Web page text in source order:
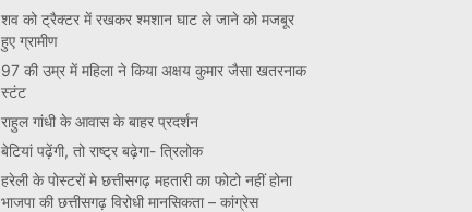
शव को ट्रैक्टर में रखकर श्मशान घाट ले जाने को मजबूर
हुए ग्रामीण
97 की उम्र में महिला ने किया अक्षय कुमार जैसा खतरनाक
स्टंट
राहुल गांधी के आवास के बाहर प्रदर्शन
बेटियां पढ़ेंगी, तो राष्ट्र बढ़ेगा- त्रिलोक
हरेली के पोस्टरों मे छत्तीसगढ़ महतारी का फोटो नहीं होना
भाजपा की छत्तीसगढ़ विरोधी मानसिकता – कांग्रेस